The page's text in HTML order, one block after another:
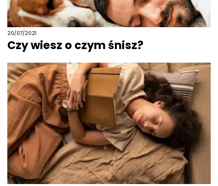
20/07/2021
Czy wiesz o czym śnisz?